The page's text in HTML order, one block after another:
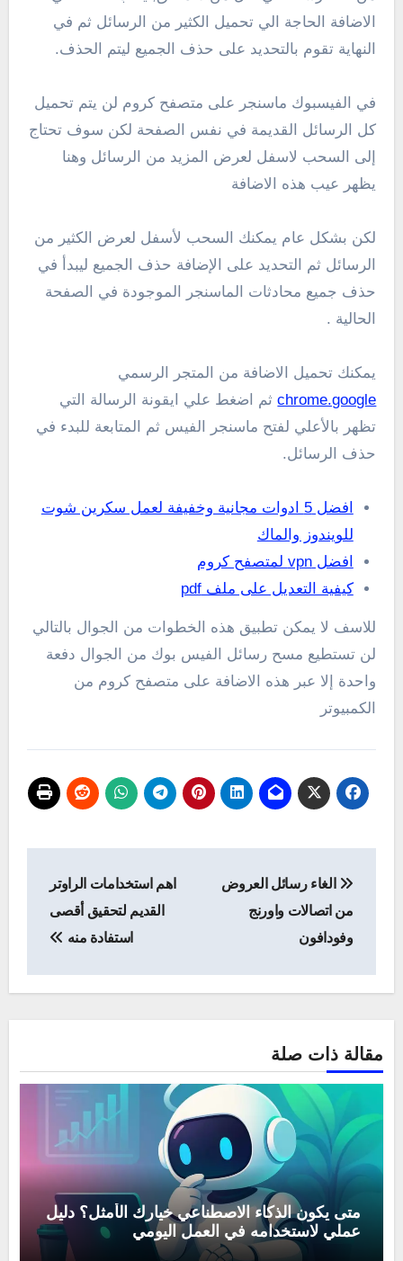
الاضافة الحاجة الي تحميل الكثير من الرسائل ثم في
النهاية تقوم بالتحديد على حذف الجميع ليتم الحذف.
في الفيسبوك ماسنجر على متصفح كروم لن يتم تحميل
كل الرسائل القديمة في نفس الصفحة لكن سوف تحتاج
إلى السحب لاسفل لعرض المزيد من الرسائل وهنا
يظهر عيب هذه الاضافة
لكن بشكل عام يمكنك السحب لأسفل لعرض الكثير من
الرسائل ثم التحديد على الإضافة حذف الجميع ليبدأ في
حذف جميع محادثات الماسنجر الموجودة في الصفحة
الحالية .
يمكنك تحميل الاضافة من المتجر الرسمي
chrome.googleثم اضغط علي ايقونة الرسالة التي
تظهر بالأعلي لفتح ماسنجر الفيس ثم المتابعة للبدء في
حذف الرسائل.
افضل 5 ادوات مجانية وخفيفة لعمل سكرين شوت
للويندوز والماك
افضل vpn لمتصفح كروم
كيفية التعديل على ملف pdf
للاسف لا يمكن تطبيق هذه الخطوات من الجوال بالتالي
لن تستطيع مسح رسائل الفيس بوك من الجوال دفعة
واحدة إلا عبر هذه الاضافة على متصفح كروم من
الكمبيوتر
المقالات
الغاء رسائل العروض
من اتصالات واورنج
وفودافون
اهم استخدامات الراوتر
القديم لتحقيق أقصى
استفادة منه
مقالة ذات صلة
متى يكون الذكاء الاصطناعي خيارك الأمثل؟ دليل
عملي لاستخدامه في العمل اليومي